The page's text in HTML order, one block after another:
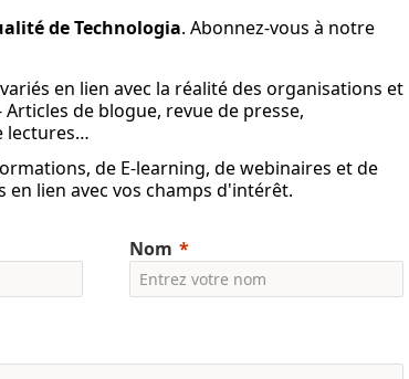
de Technologia. Abonnez-vous à notre
en lien avec la réalité des organisations et
de blogue, revue de presse,
lectures…
de E-learning, de webinaires et de
en lien avec vos champs d'intérêt.
Nom